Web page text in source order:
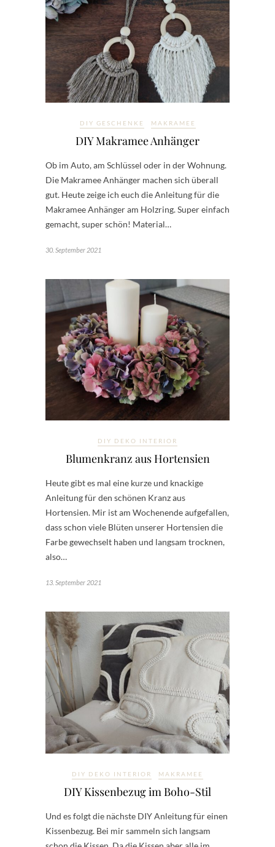
DIY GESCHENKE MAKRAMEE
DIY Makramee Anhänger
Ob im Auto, am Schlüssel oder in der Wohnung.
Die Makramee Anhänger machen sich überall
gut. Heute zeige ich euch die Anleitung für die
Makramee Anhänger am Holzring. Super einfach
gemacht, super schön! Material…
30. September 2021
DIY DEKO INTERIOR
Blumenkranz aus Hortensien
Heute gibt es mal eine kurze und knackige
Anleitung für den schönen Kranz aus
Hortensien. Mir ist am Wochenende aufgefallen,
dass schon viele Blüten unserer Hortensien die
Farbe gewechselt haben und langsam trocknen,
also…
13. September 2021
DIY DEKO INTERIOR MAKRAMEE
DIY Kissenbezug im Boho-Stil
Und es folgt die nächste DIY Anleitung für einen
Kissenbezug. Bei mir sammeln sich langsam